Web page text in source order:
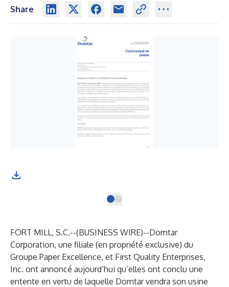
Share
FORT MILL, S.C.--(BUSINESS WIRE)--Domtar
Corporation, une filiale (en propriété exclusive) du
Groupe Paper Excellence, et First Quality Enterprises,
Inc. ont annoncé aujourd’hui qu’elles ont conclu une
entente en vertu de laquelle Domtar vendra son usine